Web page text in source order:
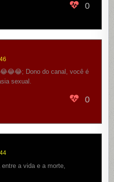
0
😂😂😂; Dono do canal, você é
sexual.
0
a vida e a morte,